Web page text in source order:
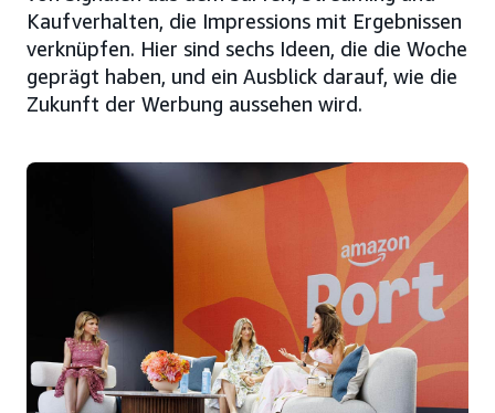
Kaufverhalten, die Impressions mit Ergebnissen
verknüpfen. Hier sind sechs Ideen, die die Woche
geprägt haben, und ein Ausblick darauf, wie die
Zukunft der Werbung aussehen wird.